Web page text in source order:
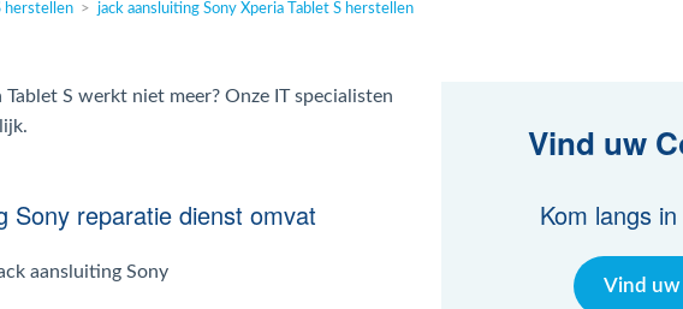
herstellen jack aansluiting Sony Xperia Tablet S herstellen
S werkt niet meer? Onze IT specialisten
Vind uw
Kom langs
Vind uw
Sony reparatie dienst omvat
aansluiting Sony